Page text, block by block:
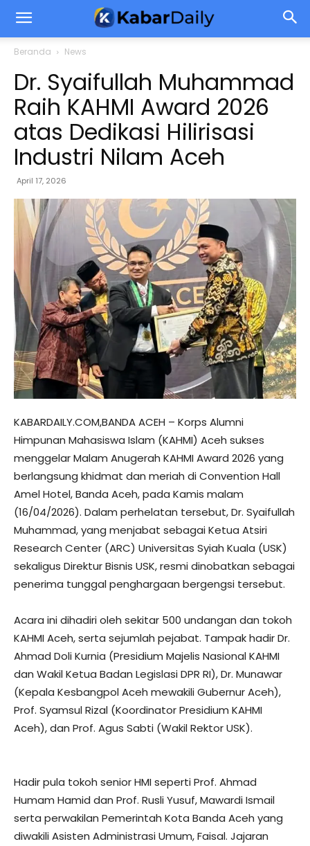
Beranda News
Dr. Syaifullah Muhammad
Raih KAHMI Award 2026
atas Dedikasi Hilirisasi
Industri Nilam Aceh
April 17, 2026
KABARDAILY.COM,BANDA ACEH – Korps Alumni
Himpunan Mahasiswa Islam (KAHMI) Aceh sukses
menggelar Malam Anugerah KAHMI Award 2026 yang
berlangsung khidmat dan meriah di Convention Hall
Amel Hotel, Banda Aceh, pada Kamis malam
(16/04/2026). Dalam perhelatan tersebut, Dr. Syaifullah
Muhammad, yang menjabat sebagai Ketua Atsiri
Research Center (ARC) Universitas Syiah Kuala (USK)
sekaligus Direktur Bisnis USK, resmi dinobatkan sebagai
penerima tunggal penghargaan bergengsi tersebut.
​Acara ini dihadiri oleh sekitar 500 undangan dan tokoh
KAHMI Aceh, serta sejumlah pejabat. Tampak hadir Dr.
Ahmad Doli Kurnia (Presidium Majelis Nasional KAHMI
dan Wakil Ketua Badan Legislasi DPR RI), Dr. Munawar
(Kepala Kesbangpol Aceh mewakili Gubernur Aceh),
Prof. Syamsul Rizal (Koordinator Presidium KAHMI
Aceh), dan Prof. Agus Sabti (Wakil Rektor USK).
Hadir pula tokoh senior HMI seperti Prof. Ahmad
Humam Hamid dan Prof. Rusli Yusuf, Mawardi Ismail
serta perwakilan Pemerintah Kota Banda Aceh yang
diwakili Asisten Administrasi Umum, Faisal. Jajaran